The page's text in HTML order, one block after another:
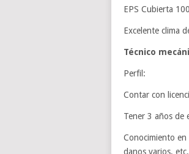
EPS Cubierta
Excelente clima
Técnico
Perfil:
Contar con
Tener 3 años de
Conocimiento en
danos varios,